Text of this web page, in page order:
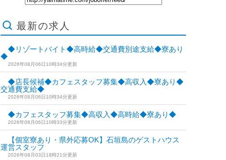
最新の求人
◆リゾートバイト◆高時給◆交通費別途支給◆寮あり
◆
2026年08月06日10時34分更新
◆店長候補◆カフェスタッフ募集◆高収入◆寮あり◆
交通費支給◆
2026年08月06日10時34分更新
◆カフェスタッフ募集◆高収入◆高時給◆寮あり◆
2026年08月06日10時33分更新
【個室寮あり・県外応募OK】石垣島のゲストハウス
運営スタッフ
2026年08月03日18時21分更新